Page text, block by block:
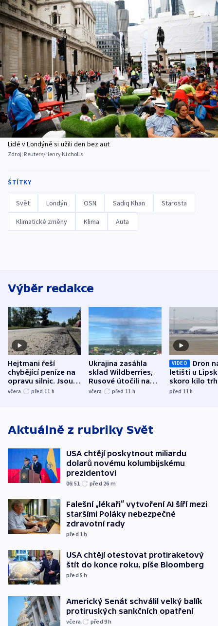
Lidé v Londýně si užili den bez aut
Zdroj: Reuters/Henry Nicholls
ŠTÍTKY
Svět Londýn OSN Sadiq Khan Starosta
Klimatické změny Klima Auta
Výběr redakce
Hejtmani řeší
chybějící peníze na
opravu silnic. Jsou
nenárokové, namítá
včera před 11 h
Ukrajina zasáhla
sklad Wildberries,
Rusové útočili na
trh, hasiče či
včera před 11 h
VIDEO
Dron
letišti u
skoro kilo
indicie
před 11h
Aktuálně z rubriky Svět
USA chtějí poskytnout miliardu
dolarů novému kolumbijskému
prezidentovi
06:51 před 26 m
Falešní „lékaři“ vytvoření AI šíří mezi
staršími Poláky nebezpečné
zdravotní rady
před 1h
USA chtějí otestovat protiraketový
štít do konce roku, píše Bloomberg
před 5h
Americký Senát schválil velký balík
protiruských sankčních opatření
včera před 9h